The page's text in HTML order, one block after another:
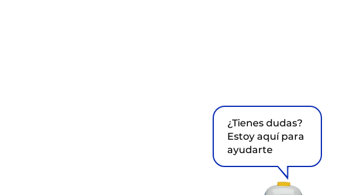
¿Tienes dudas?
Estoy aquí para
ayudarte